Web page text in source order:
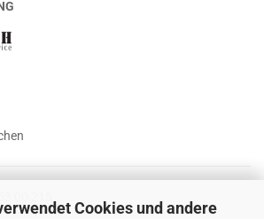
Cookies und andere